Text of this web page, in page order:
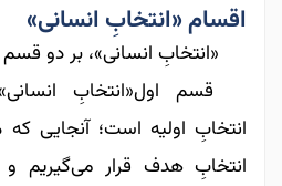
اقسام «انتخابِ انسانی»
«انتخابِ انسانی»، بر دو
قسم اول«انتخابِ
انتخابِ اولیه است؛ آنجایی
انتخابِ هدف قرار می‌گیریم و